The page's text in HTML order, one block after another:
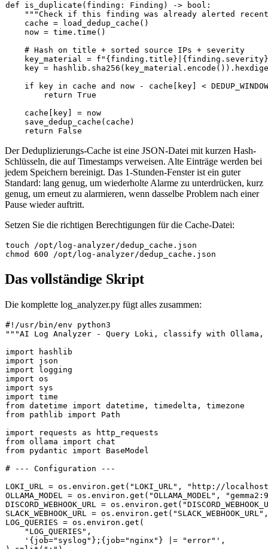
def is_duplicate ( finding: Finding ) -> bool :
"""Check if this finding was already alerted
    cache = load_dedup_cache()
    now = time.time()
# Hash on title + sorted source IPs + severity
    key_material =
f" {finding.title}
{finding.severity}
key =
if key in cache and
now - cache[key] <
return True
    cache[key] = now
    save_dedup_cache(cache)
return
False
Der Deduplizierungs-Cache ist eine JSON-Datei mit kurzen Hash-
Schlüsseln, die auf Timestamps verweisen. Alte Einträge werden bei
jedem Speichern bereinigt. Das 1-Stunden-Fenster ist ein guter
Standard: lang genug, um wiederholte Alarme zu unterdrücken, kurz
genug, um erneut zu alarmieren, wenn dasselbe Problem nach einer
Pause wieder auftritt.
Setzen Sie die richtigen Berechtigungen für die Cache-Datei:
touch
chmod
Das vollständige Skript
Die komplette log_analyzer.py fügt alles zusammen:
#!/usr/bin/env python3
"""AI Log Analyzer - Query Loki, classify with
import
import
import
import
import
import
from datetime import
from pathlib import Path
import requests as
from ollama import
from pydantic import BaseModel
# --- Configuration ---
LOKI_URL = os.environ.get( "LOKI_URL" ,
"http://
OLLAMA_MODEL = os.environ.get( "OLLAMA_MODEL" ,
DISCORD_WEBHOOK_URL = os.environ.get(
SLACK_WEBHOOK_URL = os.environ.get( "SLACK_WEBHOOK_URL"
LOG_QUERIES = os.environ.get(
"LOG_QUERIES" ,
'{job="syslog"};{job="nginx"} |= "error"' ,